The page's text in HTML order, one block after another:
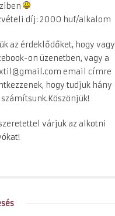
díj: 2000 huf/alkalom
az érdeklődőket, hogy vagy
on üzenetben, vagy a
email címre
hogy tudjuk hány
várjuk az alkotni